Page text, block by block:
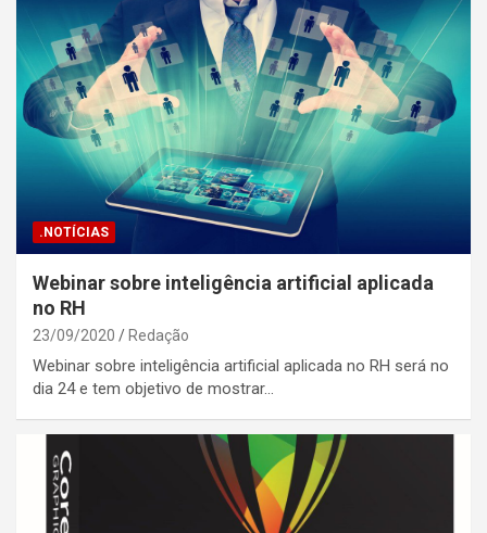
.NOTÍCIAS
Webinar sobre inteligência artificial aplicada
no RH
23/09/2020 Redação
Webinar sobre inteligência artificial aplicada no RH será no
dia 24 e tem objetivo de mostrar…